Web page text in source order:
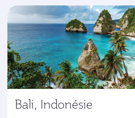
Bali, Indonésie